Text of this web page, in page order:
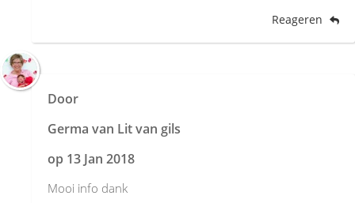
Reageren
Door
Germa van Lit van gils
op 13 Jan 2018
Mooi info dank